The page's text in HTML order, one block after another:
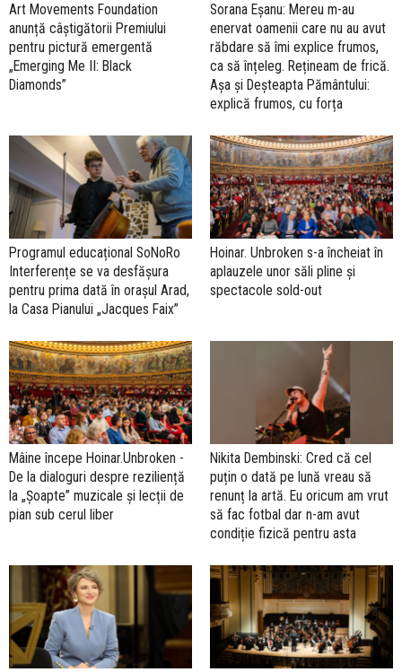
Art Movements Foundation
anunță câștigătorii Premiului
pentru pictură emergentă
„Emerging Me II: Black
Diamonds”
Sorana Eșanu: Mereu m-au
enervat oamenii care nu au avut
răbdare să îmi explice frumos,
ca să înțeleg. Rețineam de frică.
Așa și Deșteapta Pământului:
explică frumos, cu forța
Programul educațional SoNoRo
Interferențe se va desfășura
pentru prima dată în orașul Arad,
la Casa Pianului „Jacques Faix”
Hoinar. Unbroken s-a încheiat în
aplauzele unor săli pline și
spectacole sold-out
Mâine începe Hoinar.Unbroken -
De la dialoguri despre reziliență
la „Șoapte” muzicale și lecții de
pian sub cerul liber
Nikita Dembinski: Cred că cel
puțin o dată pe lună vreau să
renunț la artă. Eu oricum am vrut
să fac fotbal dar n-am avut
condiție fizică pentru asta